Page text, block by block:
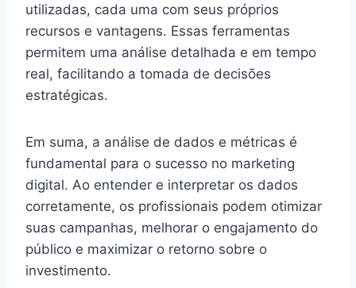
utilizadas, cada uma com seus próprios
recursos e vantagens. Essas ferramentas
permitem uma análise detalhada e em tempo
real, facilitando a tomada de decisões
estratégicas.
Em suma, a análise de dados e métricas é
fundamental para o sucesso no marketing
digital. Ao entender e interpretar os dados
corretamente, os profissionais podem otimizar
suas campanhas, melhorar o engajamento do
público e maximizar o retorno sobre o
investimento.